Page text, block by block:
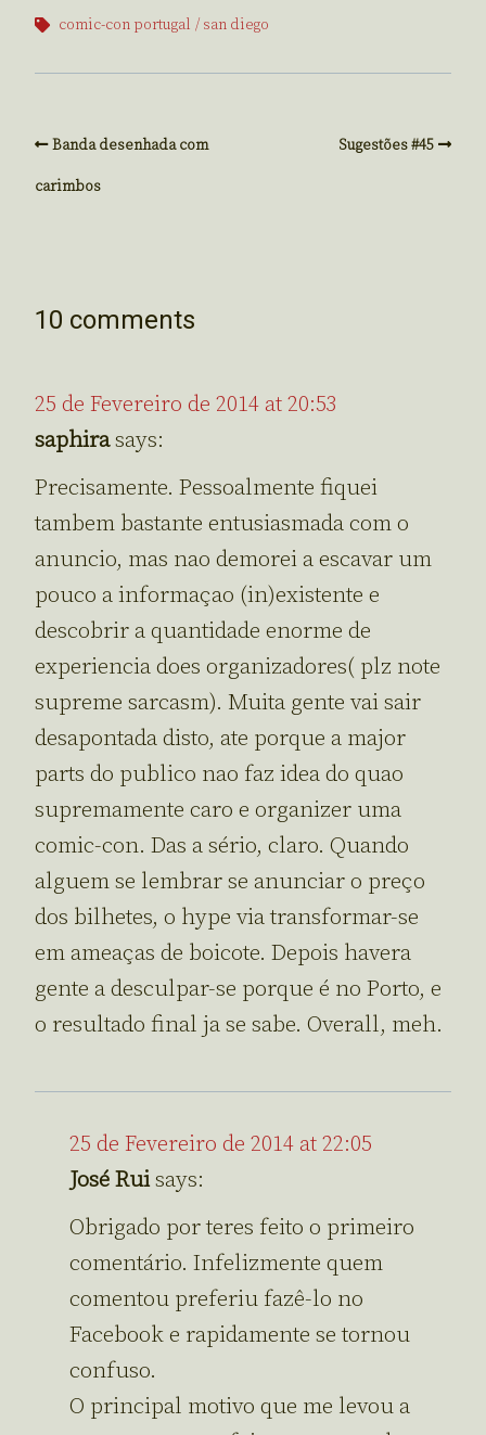
comic-con portugal
san diego
Banda desenhada com
carimbos
Sugestões #45
10 comments
25 de Fevereiro de 2014 at 20:53
saphirasays:
Precisamente. Pessoalmente fiquei
tambem bastante entusiasmada com o
anuncio, mas nao demorei a escavar um
pouco a informaçao (in)existente e
descobrir a quantidade enorme de
experiencia does organizadores( plz note
supreme sarcasm). Muita gente vai sair
desapontada disto, ate porque a major
parts do publico nao faz idea do quao
supremamente caro e organizer uma
comic-con. Das a sério, claro. Quando
alguem se lembrar se anunciar o preço
dos bilhetes, o hype via transformar-se
em ameaças de boicote. Depois havera
gente a desculpar-se porque é no Porto, e
o resultado final ja se sabe. Overall, meh.
25 de Fevereiro de 2014 at 22:05
José Ruisays:
Obrigado por teres feito o primeiro
comentário. Infelizmente quem
comentou preferiu fazê-lo no
Facebook e rapidamente se tornou
confuso.
O principal motivo que me levou a